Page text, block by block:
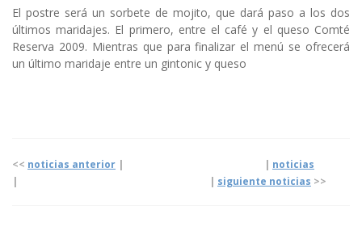
El postre será un sorbete de mojito, que dará paso a los dos
últimos maridajes. El primero, entre el café y el queso Comté
Reserva 2009. Mientras que para finalizar el menú se ofrecerá
un último maridaje entre un gintonic y queso
<< noticias anterior | | noticias
|
| siguiente noticias >>